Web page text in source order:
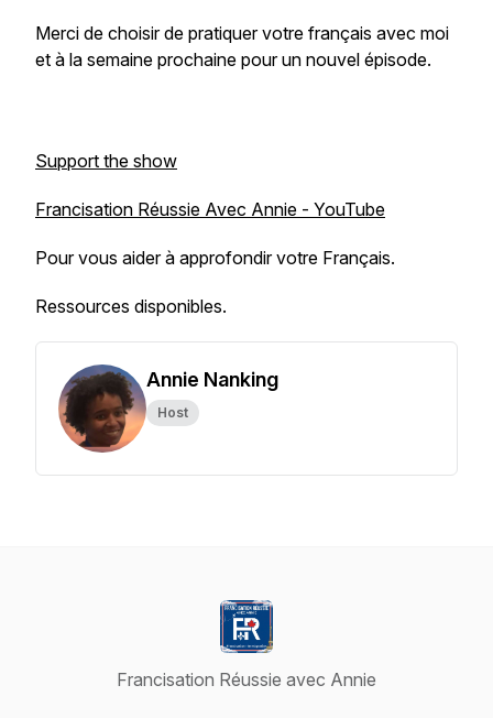
Merci de choisir de pratiquer votre français avec moi
et à la semaine prochaine pour un nouvel épisode.
Support the show
Francisation Réussie Avec Annie - YouTube
Pour vous aider à approfondir votre Français.
Ressources disponibles.
Annie Nanking
Host
Francisation Réussie avec Annie